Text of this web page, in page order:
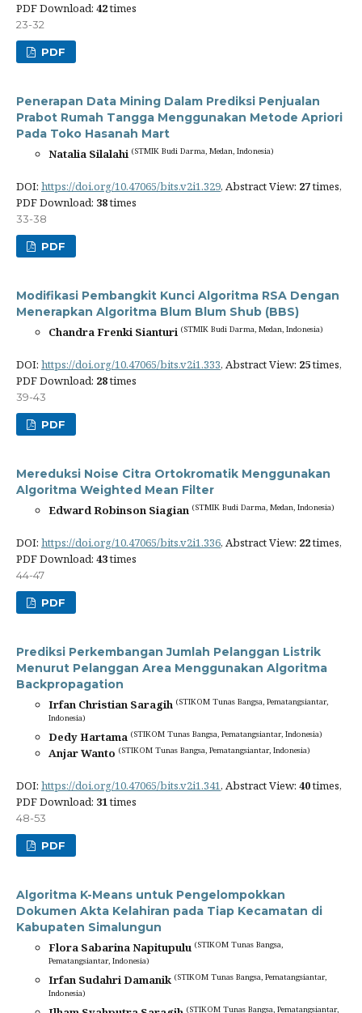
PDF Download: 42times
23-32
PDF
Penerapan Data Mining Dalam Prediksi Penjualan
Prabot Rumah Tangga Menggunakan Metode Apriori
Pada Toko Hasanah Mart
Natalia Silalahi (STMIK Budi Darma, Medan, Indonesia)
DOI: https://doi.org/10.47065/bits.v2i1.329, Abstract View: 27times,
PDF Download: 38times
33-38
PDF
Modifikasi Pembangkit Kunci Algoritma RSA Dengan
Menerapkan Algoritma Blum Blum Shub (BBS)
Chandra Frenki Sianturi (STMIK Budi Darma, Medan, Indonesia)
DOI: https://doi.org/10.47065/bits.v2i1.333, Abstract View: 25times,
PDF Download: 28times
39-43
PDF
Mereduksi Noise Citra Ortokromatik Menggunakan
Algoritma Weighted Mean Filter
Edward Robinson Siagian (STMIK Budi Darma, Medan, Indonesia)
DOI: https://doi.org/10.47065/bits.v2i1.336, Abstract View: 22times,
PDF Download: 43times
44-47
PDF
Prediksi Perkembangan Jumlah Pelanggan Listrik
Menurut Pelanggan Area Menggunakan Algoritma
Backpropagation
Irfan Christian Saragih (STIKOM Tunas Bangsa, Pematangsiantar,
Indonesia)
Dedy Hartama (STIKOM Tunas Bangsa, Pematangsiantar, Indonesia)
Anjar Wanto (STIKOM Tunas Bangsa, Pematangsiantar, Indonesia)
DOI: https://doi.org/10.47065/bits.v2i1.341, Abstract View: 40times,
PDF Download: 31times
48-53
PDF
Algoritma K-Means untuk Pengelompokkan
Dokumen Akta Kelahiran pada Tiap Kecamatan di
Kabupaten Simalungun
Flora Sabarina Napitupulu (STIKOM Tunas Bangsa,
Pematangsiantar, Indonesia)
Irfan Sudahri Damanik (STIKOM Tunas Bangsa, Pematangsiantar,
Indonesia)
(STIKOM Tunas Bangsa, Pematangsiantar,